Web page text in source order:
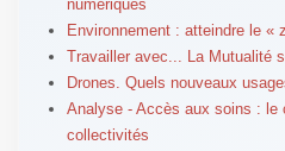
numériques
Environnement : atteindre le «
Travailler avec... La Mutualité
Drones. Quels nouveaux
Analyse - Accès aux soins : le
collectivités